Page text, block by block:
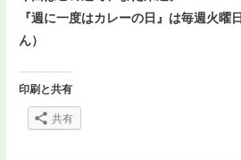
『週に一度はカレーの日』は毎週火曜
ん）
印刷と共有
共有